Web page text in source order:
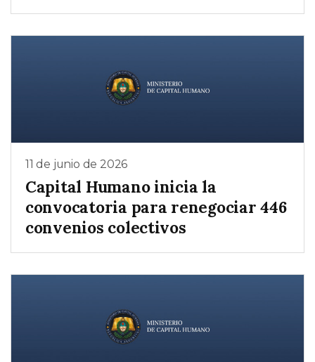
11 de junio de 2026
Capital Humano inicia la
convocatoria para renegociar 446
convenios colectivos